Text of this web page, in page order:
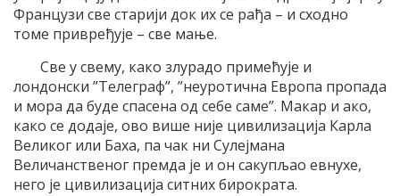
Французи све старији док их се рађа – и сходно
томе привређује – све мање.
Све у свему, како злурадо примећује и
лондонски ”Телеграф”, ”неуротична Европа пропада
и мора да буде спасена од себе саме”. Макар и ако,
како се додаје, ово више није цивилизација Карла
Великог или Баха, па чак ни Сулејмана
Величанственог премда је и он сакупљао евнухе,
него је цивилизација ситних бирократа.